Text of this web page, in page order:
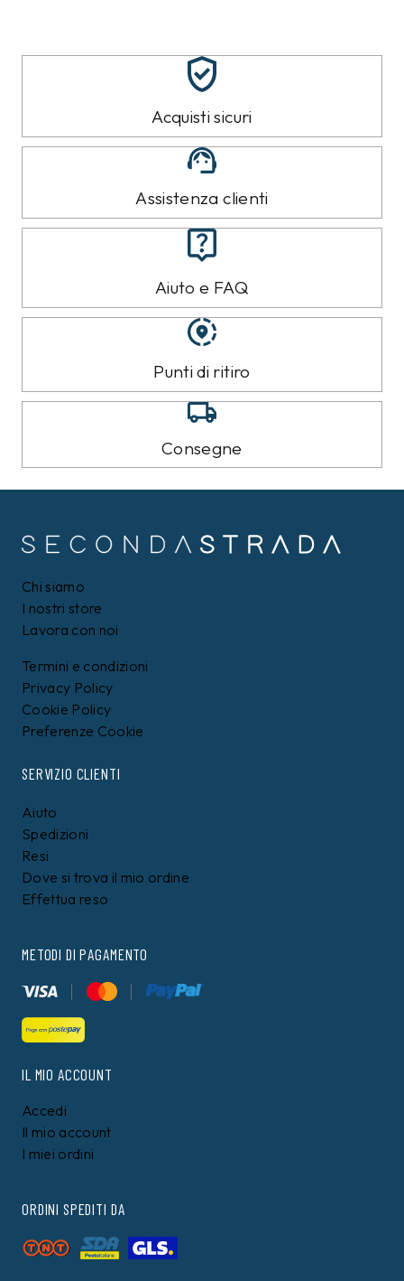
Acquisti sicuri
Assistenza clienti
Aiuto e FAQ
Punti di ritiro
Consegne
Chi siamo
I nostri store
Lavora con noi
Termini e condizioni
Privacy Policy
Cookie Policy
Preferenze Cookie
SERVIZIO CLIENTI
Aiuto
Spedizioni
Resi
Dove si trova il mio ordine
Effettua reso
METODI DI PAGAMENTO
IL MIO ACCOUNT
Accedi
Il mio account
I miei ordini
ORDINI SPEDITI DA